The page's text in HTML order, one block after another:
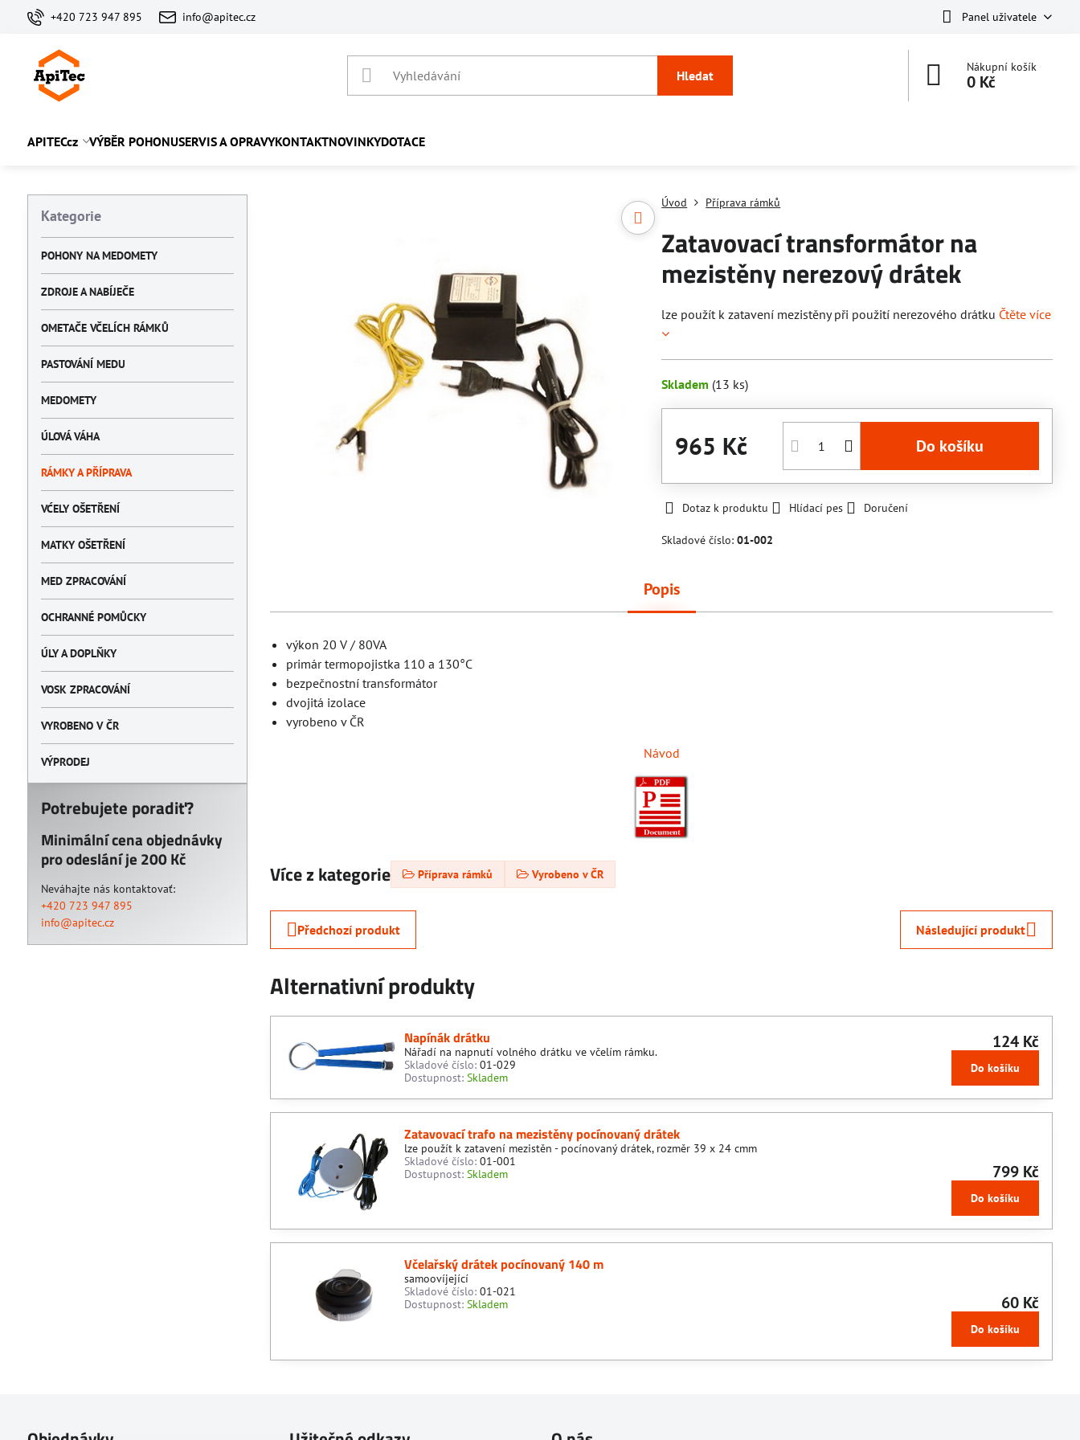
+420 723 947 895 info@apitec.cz Panel uživatele
Hledat
Nákupní košík
0 Kč
APITECcz VÝBĚR POHONUSERVIS A OPRAVYKONTAKTNOVINKYDOTACE
Úvod Příprava rámků
Zatavovací transformátor na
mezistěny nerezový drátek
lze použít k zatavení mezistěny při použití nerezového drátku Čtěte více
Skladem (13 ks)
965 Kč Do košíku
Dotaz k produktu Hlídací pes Doručení
Skladové číslo:01-002
Popis
výkon 20 V / 80VA
primár termopojistka 110 a 130°C
bezpečnostní transformátor
dvojitá izolace
vyrobeno v ČR
Návod
Více z kategorie Příprava rámků Vyrobeno v ČR
Předchozí produkt Následující produkt
Alternativní produkty
Napínák drátku
Nářadí na napnutí volného drátku ve včelím rámku.
Skladové číslo: 01-029
Dostupnost: Skladem
124 Kč
Do košíku
Zatavovací trafo na mezistěny pocínovaný drátek
lze použít k zatavení mezistěn - pocínovaný drátek, rozměr 39 x 24 cmm
Skladové číslo: 01-001
Dostupnost: Skladem 799 Kč
Do košíku
Včelařský drátek pocínovaný 140 m
samoovíjející
Skladové číslo: 01-021
Dostupnost: Skladem 60 Kč
Do košíku
Kategorie
POHONY NA MEDOMETY
ZDROJE A NABÍJEČE
OMETAČE VČELÍCH RÁMKŮ
PASTOVÁNÍ MEDU
MEDOMETY
ÚLOVÁ VÁHA
RÁMKY A PŘÍPRAVA
VĆELY OŠETŘENÍ
MATKY OŠETŘENÍ
MED ZPRACOVÁNÍ
OCHRANNÉ POMŮCKY
ÚLY A DOPLŇKY
VOSK ZPRACOVÁNÍ
VYROBENO V ČR
VÝPRODEJ
Potrebujete poradiť?
Minimální cena objednávky
pro odeslání je 200 Kč
Neváhajte nás kontaktovať:
+420 723 947 895
info@apitec.cz